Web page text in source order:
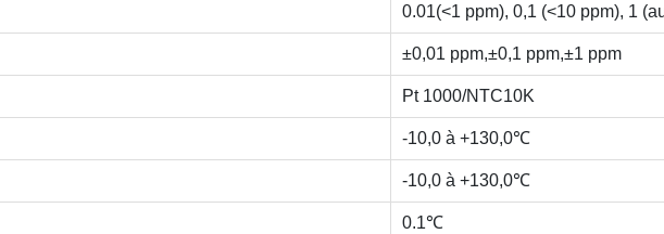
0.01(<1 ppm), 0,1 (<10 ppm), 1
±0,01 ppm,±0,1 ppm,±1 ppm
Pt 1000/NTC10K
-10,0 à +130,0℃
-10,0 à +130,0℃
0.1℃